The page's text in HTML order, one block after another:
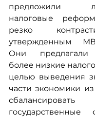
предложили
налоговые
резко
утвержденным
Они предлагали
более низкие
целью выведения
части экономики
сбалансировать